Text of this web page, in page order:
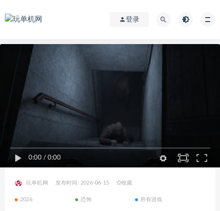
登录
0:00 / 0:00
玩单机网 发布时间: 2026-06-15 收藏
2026 恐怖 所有游戏